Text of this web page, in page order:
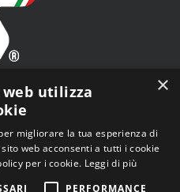
Tiro a Volo - Viale Tiziano
Roma (RM)
×
utilizza
migliorare la tua esperienza di
web acconsenti a tutti i cookie
per i cookie. Leggi di più
PERFORMANCE